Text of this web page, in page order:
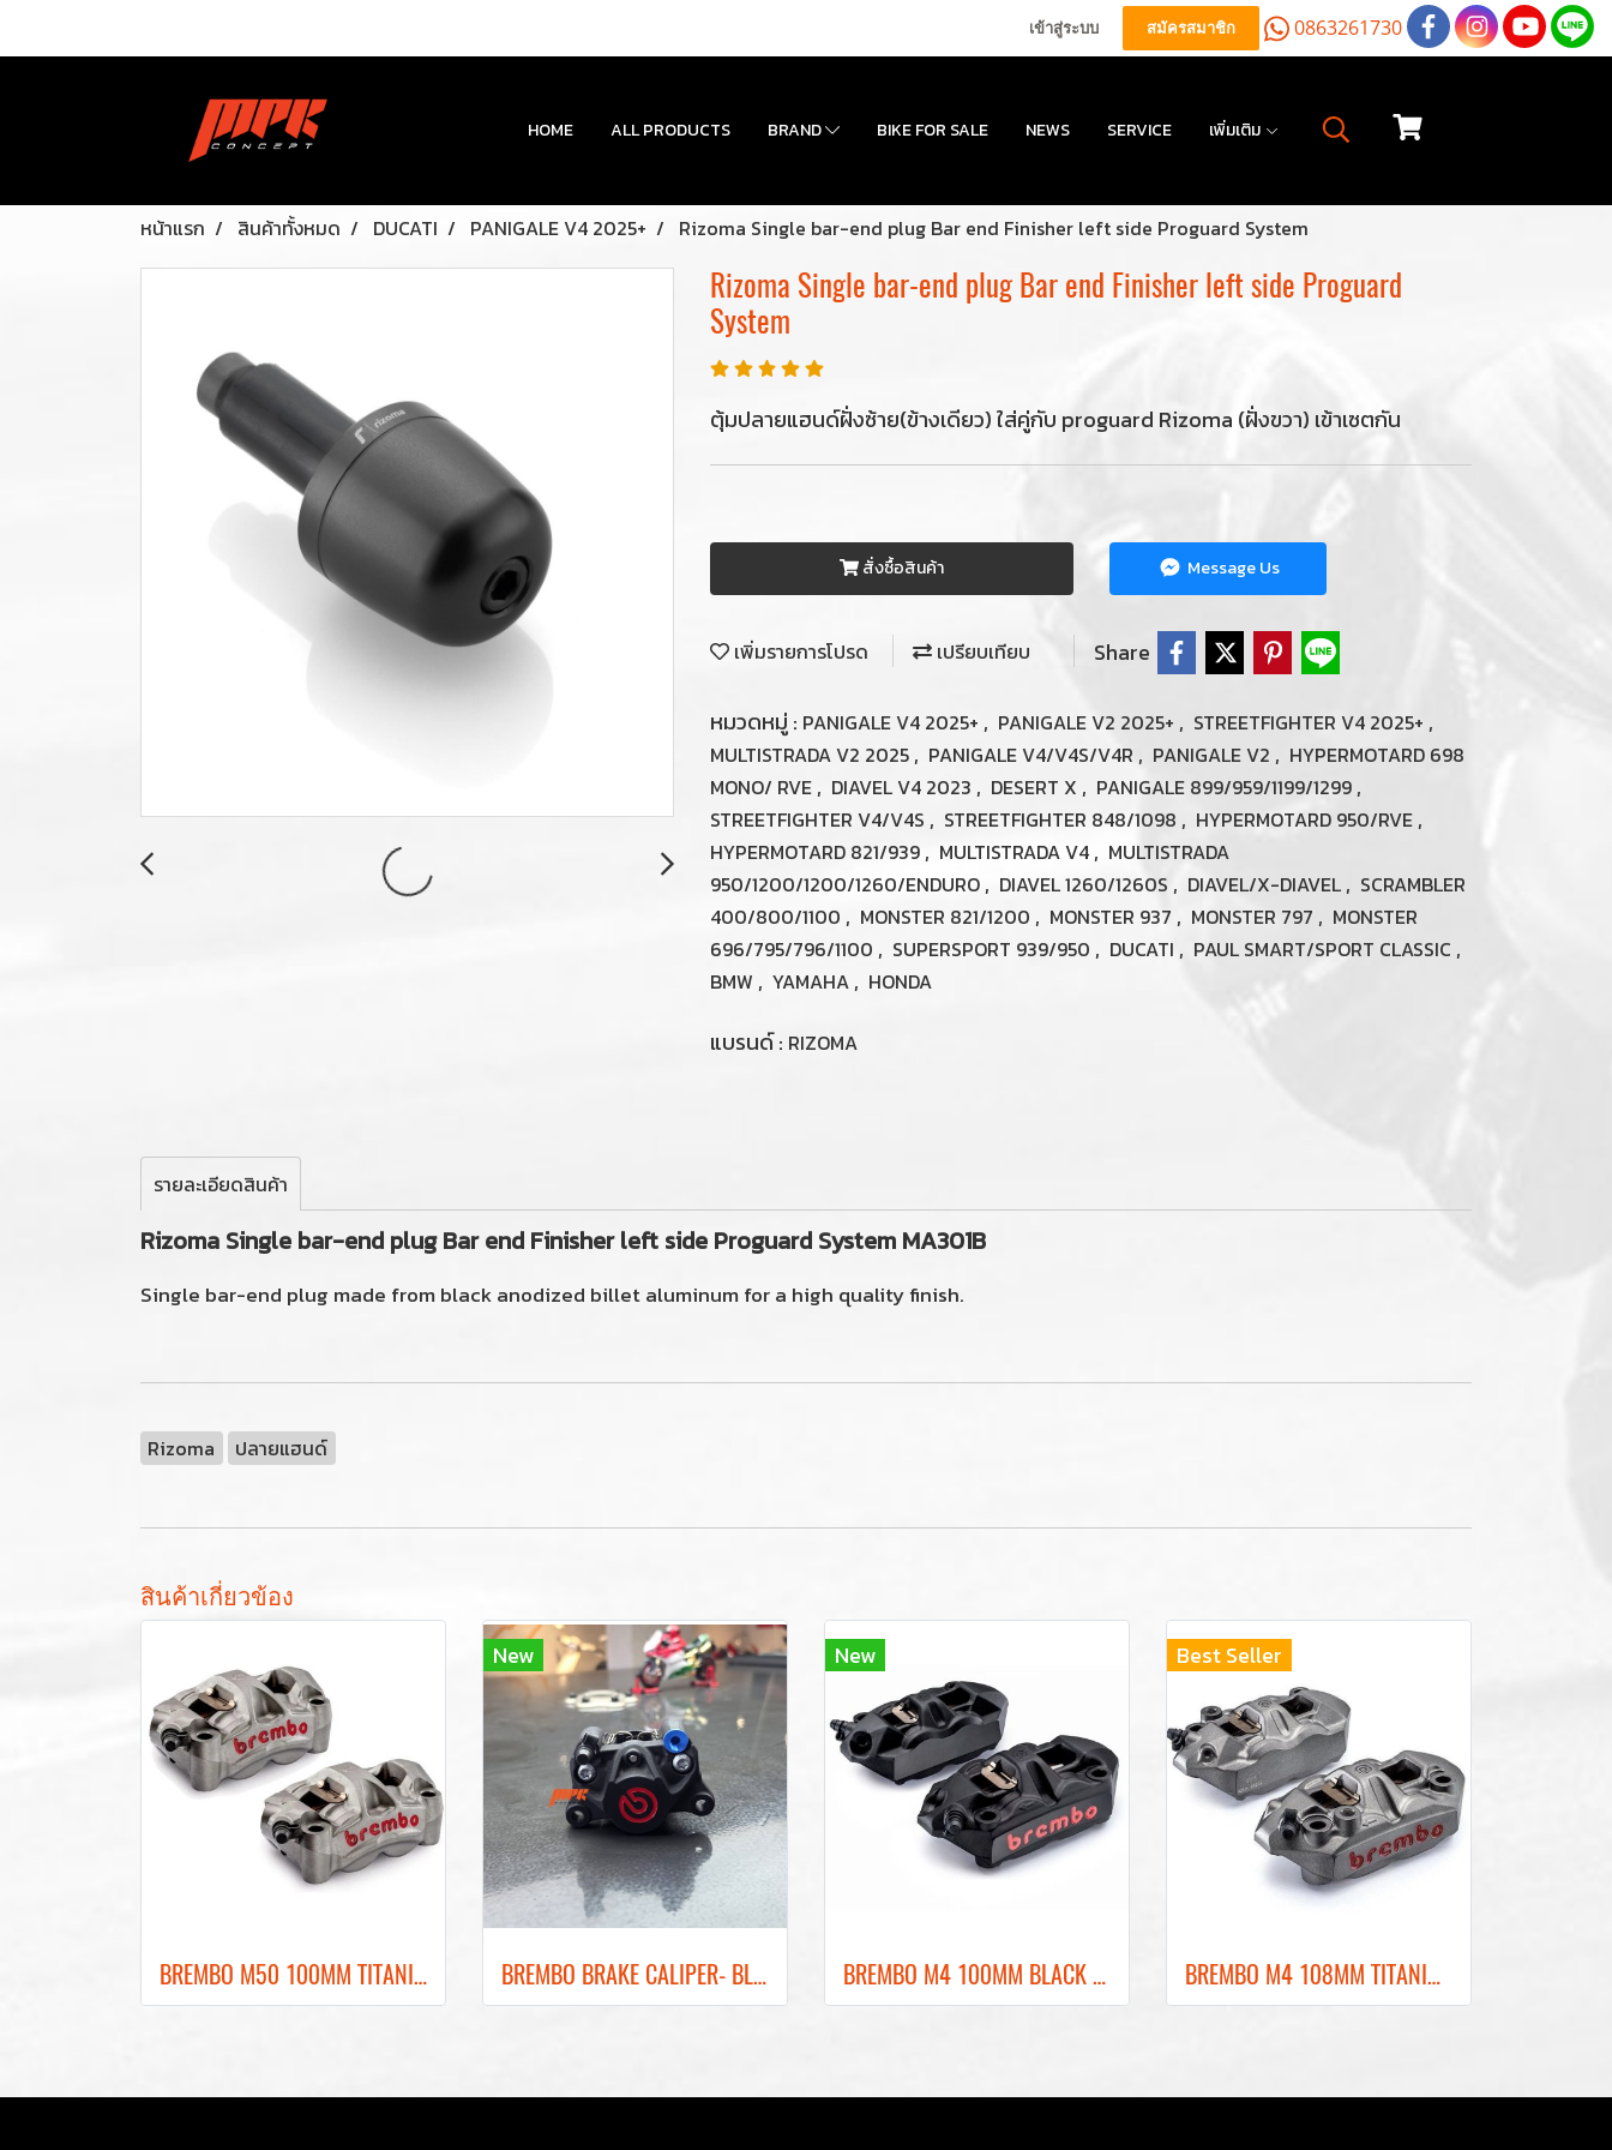
เข้าสู่ระบบ สมัครสมาชิก 0863261730
HOME ALL PRODUCTS BRAND BIKE FOR SALE NEWS SERVICE เพิ่มเติม
หน้าแรก สินค้าทั้งหมด DUCATI PANIGALE V4 2025+ Rizoma Single bar-end plug Bar end Finisher left side Proguard System
Rizoma Single bar-end plug Bar end Finisher left side Proguard
System
ตุ้มปลายแฮนด์ฝั่งซ้าย(ข้างเดียว) ใส่คู่กับ proguard Rizoma (ฝั่งขวา) เข้าเซตกัน
สั่งซื้อสินค้า Message Us
เพิ่มรายการโปรด เปรียบเทียบ Share
หมวดหมู่ : PANIGALE V4 2025+ , PANIGALE V2 2025+ , STREETFIGHTER V4 2025+ ,
MULTISTRADA V2 2025 , PANIGALE V4/V4S/V4R , PANIGALE V2 , HYPERMOTARD 698
MONO/ RVE , DIAVEL V4 2023 , DESERT X , PANIGALE 899/959/1199/1299 ,
STREETFIGHTER V4/V4S , STREETFIGHTER 848/1098 , HYPERMOTARD 950/RVE ,
HYPERMOTARD 821/939 , MULTISTRADA V4 , MULTISTRADA
950/1200/1200/1260/ENDURO , DIAVEL 1260/1260S , DIAVEL/X-DIAVEL , SCRAMBLER
400/800/1100 , MONSTER 821/1200 , MONSTER 937 , MONSTER 797 , MONSTER
696/795/796/1100 , SUPERSPORT 939/950 , DUCATI , PAUL SMART/SPORT CLASSIC ,
BMW , YAMAHA , HONDA
แบรนด์ : RIZOMA
รายละเอียดสินค้า
Rizoma Single bar-end plug Bar end Finisher left side Proguard System MA301B
Single bar-end plug made from black anodized billet aluminum for a high quality finish.
Rizoma ปลายแฮนด์
สินค้าเกี่ยวข้อง
BREMBO M50 100MM TITANIUM GRAY FRONT BRAKE CALIPER ปั๊มเบรคเบรมโบ้สีเทา 100MM
New
ฺBREMBO BRAKE CALIPER- BLACK COLOR REAR BRAKE RED LOGO
New
BREMBO M4 100MM BLACK FRONT BRAKE CALIPER ปั๊มเบรคเบรมโบ้สีดำ 100MM
Best Seller
BREMBO M4 108MM TITANIUM FRONT BRAKE CALIPER ปั๊มเบรคเบรมโบ้สีไทเทเนียม 108MM